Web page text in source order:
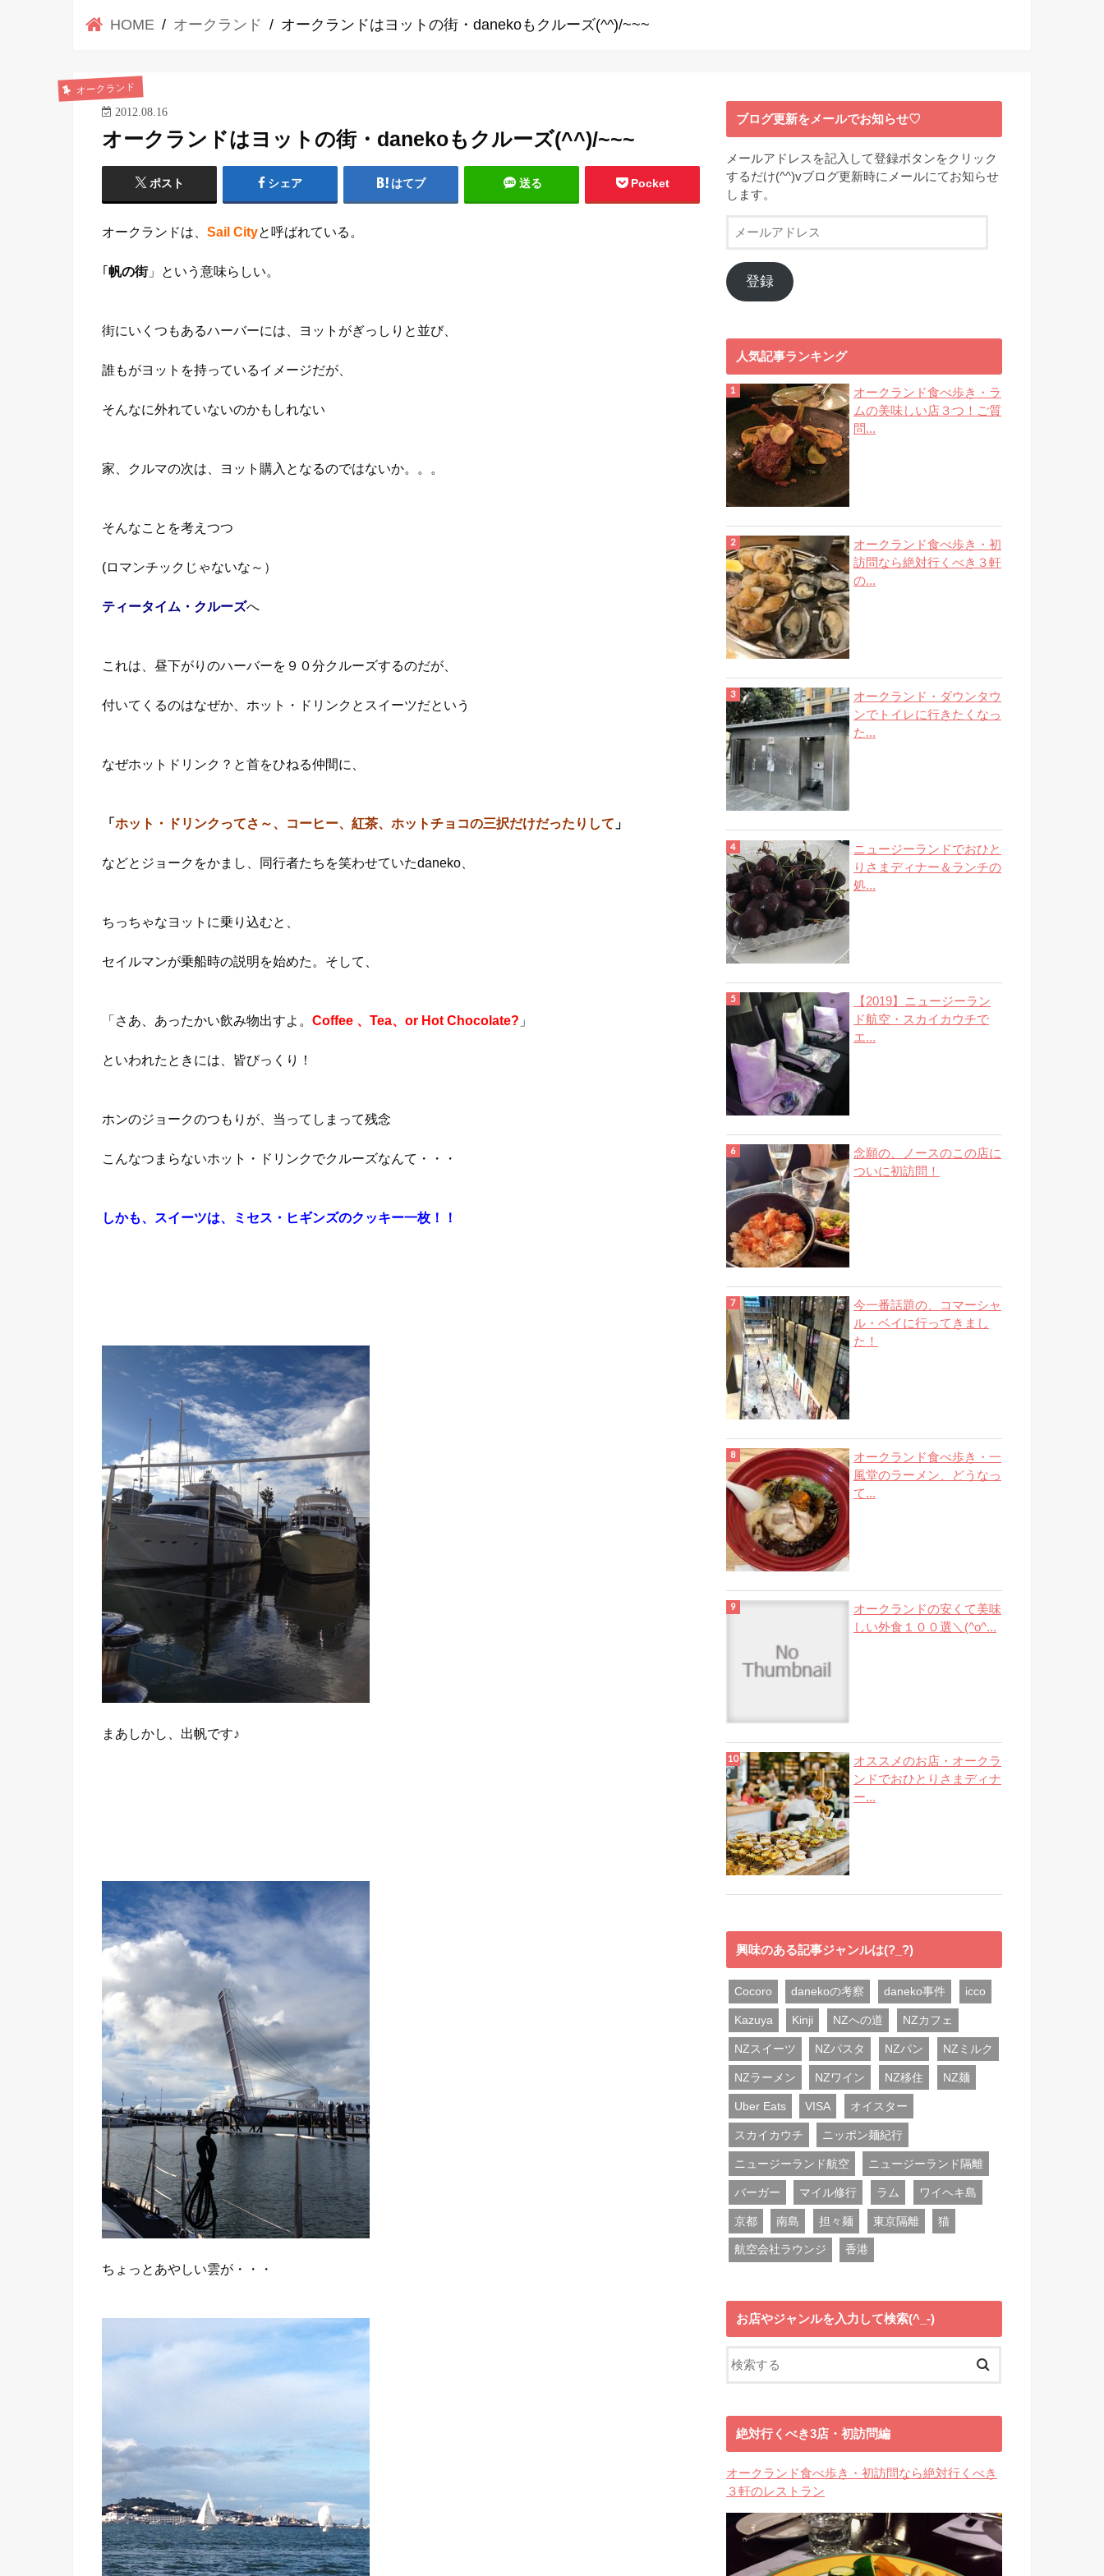
HOME オークランド オークランドはヨットの街・danekoもクルーズ(^^)/~~~
オークランド
2012.08.16
オークランドはヨットの街・danekoもクルーズ(^^)/~~~
ポスト シェア はてブ 送る Pocket
オークランドは、 Sail Cityと呼ばれている。
｢帆の街」という意味らしい。
街にいくつもあるハーバーには、ヨットがぎっしりと並び、
誰もがヨットを持っているイメージだが、
そんなに外れていないのかもしれない
家、クルマの次は、ヨット購入となるのではないか。。。
そんなことを考えつつ
(ロマンチックじゃないな～）
ティータイム・クルーズへ
これは、昼下がりのハーバーを９０分クルーズするのだが、
付いてくるのはなぜか、ホット・ドリンクとスイーツだという
なぜホットドリンク？と首をひねる仲間に、
「ホット・ドリンクってさ～、コーヒー、紅茶、ホットチョコの三択だけだったりして 」
などとジョークをかまし、同行者たちを笑わせていたdaneko、
ちっちゃなヨットに乗り込むと、
セイルマンが乗船時の説明を始めた。そして、
「さあ、あったかい飲み物出すよ。 Coffee 、Tea、or Hot Chocolate? 」
といわれたときには、皆びっくり！
ホンのジョークのつもりが、当ってしまって残念
こんなつまらないホット・ドリンクでクルーズなんて・・・
しかも、スイーツは、ミセス・ヒギンズのクッキー一枚！！
まあしかし、出帆です♪
ちょっとあやしい雲が・・・
ブログ更新をメールでお知らせ♡
メールアドレスを記入して登録ボタンをクリック
するだけ(^^)vブログ更新時にメールにてお知らせ
します。
ー
ア
ド
登録
人気記事ランキング
オークランド食べ歩き・ラ
ムの美味しい店３つ！ご質
問...
オークランド食べ歩き・初
訪問なら絶対行くべき３軒
の...
オークランド・ダウンタウ
ンでトイレに行きたくなっ
た...
ニュージーランドでおひと
りさまディナー＆ランチの
処...
【2019】ニュージーラン
ド航空・スカイカウチで
エ...
念願の、ノースのこの店に
ついに初訪問！
今一番話題の、コマーシャ
ル・ベイに行ってきまし
た！
オークランド食べ歩き・一
風堂のラーメン、どうなっ
て...
オークランドの安くて美味
しい外食１００選＼(^o^...
オススメのお店・オークラ
ンドでおひとりさまディナ
ー...
興味のある記事ジャンルは(?_?)
Cocoro danekoの考察 daneko事件 icco
Kazuya Kinji NZへの道 NZカフェ
NZスイーツ NZパスタ NZパン NZミルク
NZラーメン NZワイン NZ移住 NZ麺
Uber Eats VISA オイスター
スカイカウチ ニッポン麺紀行
ニュージーランド航空 ニュージーランド隔離
バーガー マイル修行 ラム ワイヘキ島
京都 南島 担々麺 東京隔離 猫
航空会社ラウンジ 香港
お店やジャンルを入力して検索(^_-)
絶対行くべき3店・初訪問編
オークランド食べ歩き・初訪問なら絶対行くべき
３軒のレストラン